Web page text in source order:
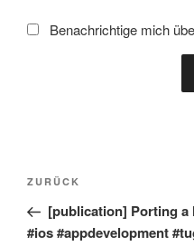
Benachrichtige mich
Beitragsnavigation
Vorheriger
Beitrag
ZURÜCK
[publication] Porting a
#ios #appdevelopment